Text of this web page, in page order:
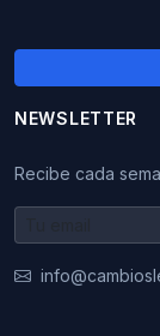
NEWSLETTER
Recibe cada